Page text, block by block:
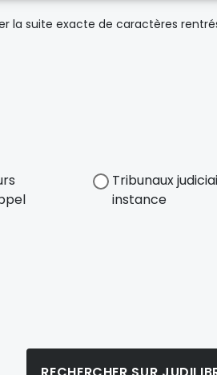
suite exacte de caractères
Tribunaux
instance